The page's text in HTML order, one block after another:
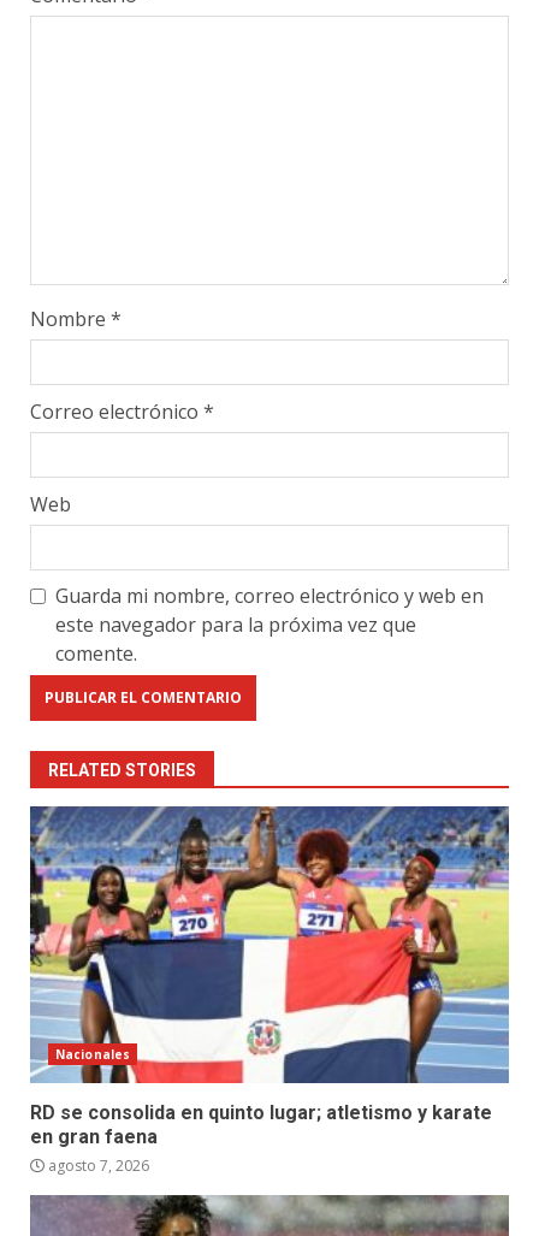
Nombre *
Correo electrónico *
Web
Guarda mi nombre, correo electrónico y web en
este navegador para la próxima vez que
comente.
RELATED STORIES
Nacionales
RD se consolida en quinto lugar; atletismo y karate
en gran faena
agosto 7, 2026